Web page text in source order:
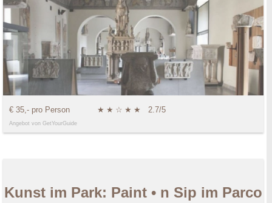
€ 35,- pro Person ★ ★ ☆ ★ ★ 2.7/5
Angebot von GetYourGuide
Kunst im Park: Paint • n Sip im Parco